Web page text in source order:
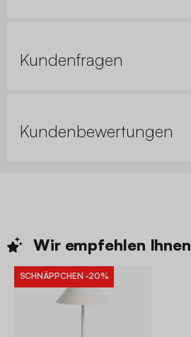
Kundenfragen
Kundenbewertungen
Wir empfehlen Ihnen
SCHNÄPPCHEN -20%